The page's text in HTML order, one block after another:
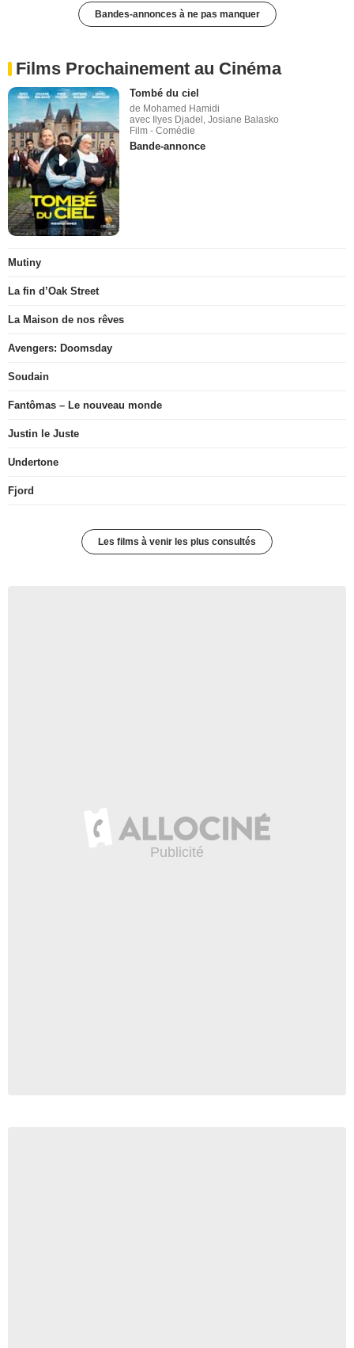
Bandes-annonces à ne pas manquer
Films Prochainement au Cinéma
Tombé du ciel
de Mohamed Hamidi
avec Ilyes Djadel, Josiane Balasko
Film - Comédie
Bande-annonce
Mutiny
La fin d’Oak Street
La Maison de nos rêves
Avengers: Doomsday
Soudain
Fantômas – Le nouveau monde
Justin le Juste
Undertone
Fjord
Les films à venir les plus consultés